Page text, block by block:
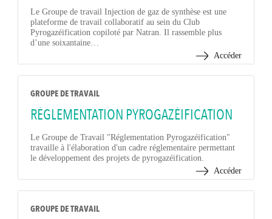
Le Groupe de travail Injection de gaz de synthèse est une
plateforme de travail collaboratif au sein du Club
Pyrogazéification copiloté par Natran. Il rassemble plus
d’une soixantaine…
Accéder
GROUPE DE TRAVAIL
RÉGLEMENTATION PYROGAZÉIFICATION
Le Groupe de Travail "Réglementation Pyrogazéification"
travaille à l'élaboration d'un cadre réglementaire permettant
le développement des projets de pyrogazéification.
Accéder
GROUPE DE TRAVAIL